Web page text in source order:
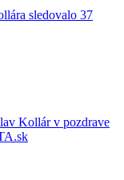
sledovalo 37
Kollár v pozdrave